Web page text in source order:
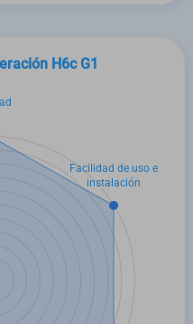
H6c G1
Facilidad de uso e
instalación